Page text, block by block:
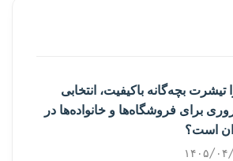
تیشرت بچه‌گانه باکیفیت، انتخابی
برای فروشگاه‌ها و خانواده‌ها در
است؟
۰۴/۲۹